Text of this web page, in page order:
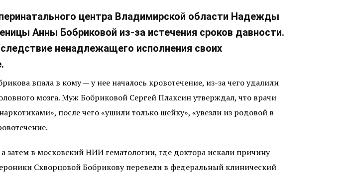
центра Владимирской области Надежды
Анны Бобриковой из-за истечения сроков давности.
ненадлежащего исполнения своих
впала в кому — у нее началось кровотечение, из-за чего удалили
мозга. Муж Бобриковой Сергей Плаксин утверждал, что врачи
после чего «ушили только шейку», «увезли из родовой в
в московский НИИ гематологии, где доктора искали причину
Скворцовой Бобрикову перевели в федеральный клинический